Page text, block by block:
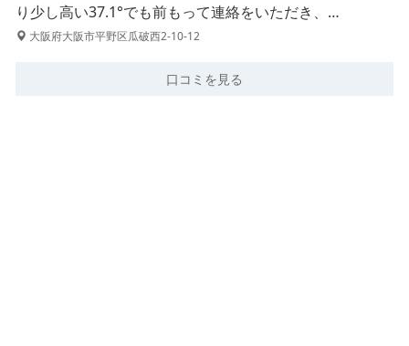
り少し高い37.1°でも前もって連絡をいただき、…
大阪府大阪市平野区瓜破西2-10-12
口コミを見る